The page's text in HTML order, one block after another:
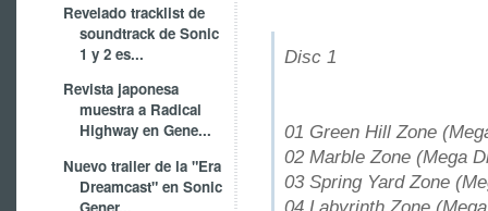
Revelado tracklist de
soundtrack de Sonic
1 y 2 es...
Revista japonesa
muestra a Radical
Highway en Gene...
Nuevo trailer de la "Era
Dreamcast" en Sonic
Gener...
Disc 1
01 Green Hill Zone
02 Marble Zone (Mega
03 Spring Yard Zone